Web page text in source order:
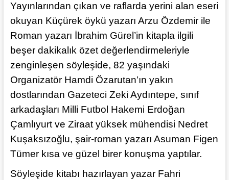
Yayınlarından çıkan ve raflarda yerini alan eseri
okuyan Küçürek öykü yazarı Arzu Özdemir ile
Roman yazarı İbrahim Gürel’in kitapla ilgili
beşer dakikalık özet değerlendirmeleriyle
zenginleşen söyleşide, 82 yaşındaki
Organizatör Hamdi Özarutan’ın yakın
dostlarından Gazeteci Zeki Aydıntepe, sınıf
arkadaşları Milli Futbol Hakemi Erdoğan
Çamlıyurt ve Ziraat yüksek mühendisi Nedret
Kuşaksızoğlu, şair-roman yazarı Asuman Figen
Tümer kısa ve güzel birer konuşma yaptılar.
Söyleşide kitabı hazırlayan yazar Fahri